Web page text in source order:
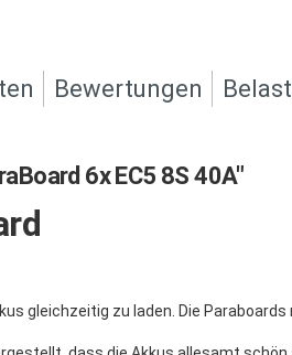
Bewertungen
6x EC5 8S 40A"
gleichzeitig zu laden. Die